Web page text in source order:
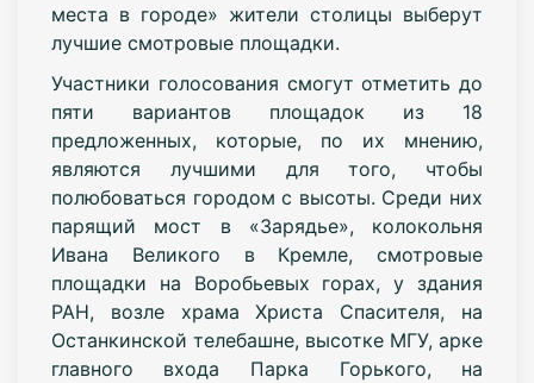
места в городе» жители столицы выберут
лучшие смотровые площадки.
Участники голосования смогут отметить до
пяти вариантов площадок из 18
предложенных, которые, по их мнению,
являются лучшими для того, чтобы
полюбоваться городом с высоты. Среди них
парящий мост в «Зарядье», колокольня
Ивана Великого в Кремле, смотровые
площадки на Воробьевых горах, у здания
РАН, возле храма Христа Спасителя, на
Останкинской телебашне, высотке МГУ, арке
главного входа Парка Горького, на